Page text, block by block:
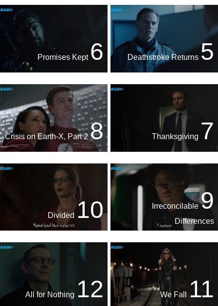
5
6
Promises Kept
7
8
9
Irreconcilable
Differences
10
11
12